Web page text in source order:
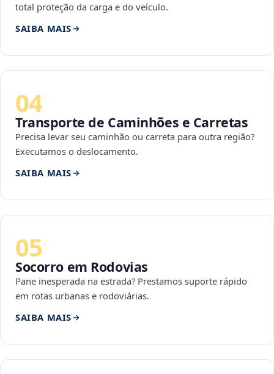
total proteção da carga e do veículo.
SAIBA MAIS
04
Transporte de Caminhões e Carretas
Precisa levar seu caminhão ou carreta para outra região?
Executamos o deslocamento.
SAIBA MAIS
05
Socorro em Rodovias
Pane inesperada na estrada? Prestamos suporte rápido
em rotas urbanas e rodoviárias.
SAIBA MAIS